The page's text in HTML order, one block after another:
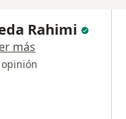
Rahimi
más